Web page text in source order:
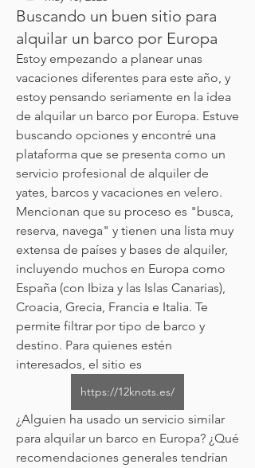
Buscando un buen sitio para
alquilar un barco por Europa
Estoy empezando a planear unas
vacaciones diferentes para este año, y
estoy pensando seriamente en la idea
de alquilar un barco por Europa. Estuve
buscando opciones y encontré una
plataforma que se presenta como un
servicio profesional de alquiler de
yates, barcos y vacaciones en velero.
Mencionan que su proceso es "busca,
reserva, navega" y tienen una lista muy
extensa de países y bases de alquiler,
incluyendo muchos en Europa como
España (con Ibiza y las Islas Canarias),
Croacia, Grecia, Francia e Italia. Te
permite filtrar por tipo de barco y
destino. Para quienes estén
interesados, el sitio es
https://12knots.es/
¿Alguien ha usado un servicio similar
para alquilar un barco en Europa? ¿Qué
recomendaciones generales tendrían